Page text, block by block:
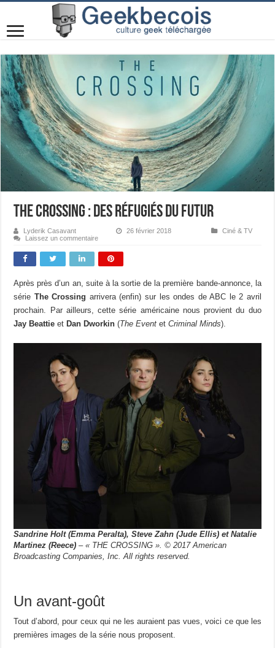
The Crossing : des réfugiés du futur
Lyderik Casavant 26 février 2018
Ciné & TV
Laissez un commentaire
Après près d’un an, suite à la sortie de la première bande-annonce, la
série The Crossing arrivera (enfin) sur les ondes de ABC le 2 avril
prochain. Par ailleurs, cette série américaine nous provient du duo
Jay Beattie etDan Dworkin (The Event etCriminal Minds).
Sandrine Holt (Emma Peralta), Steve Zahn (Jude Ellis) et Natalie
Martinez (Reece) – « THE CROSSING ». © 2017 American
Broadcasting Companies, Inc. All rights reserved.
Un avant-goût
Tout d’abord, pour ceux qui ne les auraient pas vues, voici ce que les
premières images de la série nous proposent.